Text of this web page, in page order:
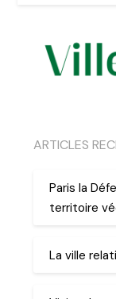
ARTICLES
Paris la
territoire
La ville